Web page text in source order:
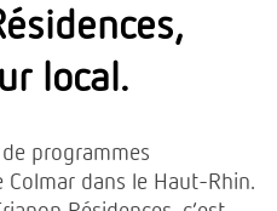
local.
programmes
dans le Haut-Rhin.